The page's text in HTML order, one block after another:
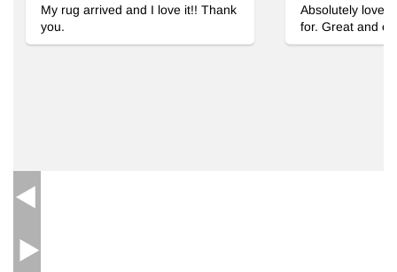
My rug arrived and I love it!! Thank
you.
Absolutely love
for. Great and